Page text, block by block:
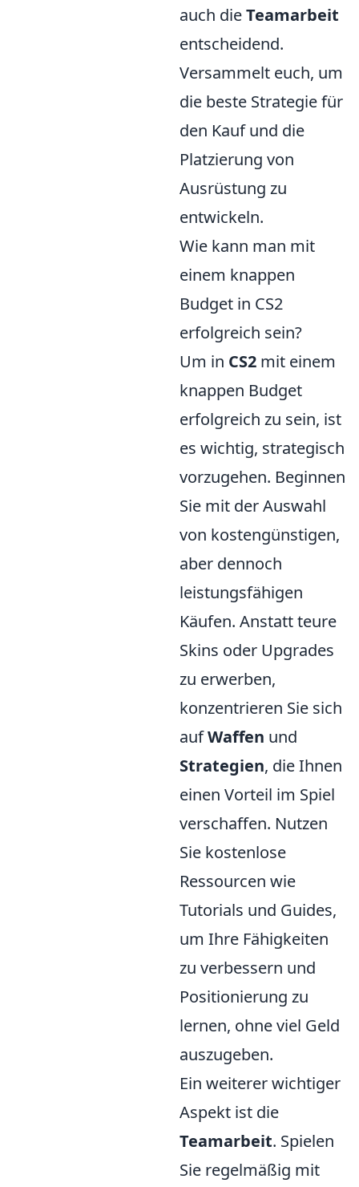
auch dieTeamarbeit
entscheidend.
Versammelt euch, um
die beste Strategie für
den Kauf und die
Platzierung von
Ausrüstung zu
entwickeln.
Wie kann man mit
einem knappen
Budget in CS2
erfolgreich sein?
Um in CS2 mit einem
knappen Budget
erfolgreich zu sein, ist
es wichtig, strategisch
vorzugehen. Beginnen
Sie mit der Auswahl
von kostengünstigen,
aber dennoch
leistungsfähigen
Käufen. Anstatt teure
Skins oder Upgrades
zu erwerben,
konzentrieren Sie sich
aufWaffen und
Strategien, die Ihnen
einen Vorteil im Spiel
verschaffen. Nutzen
Sie kostenlose
Ressourcen wie
Tutorials und Guides,
um Ihre Fähigkeiten
zu verbessern und
Positionierung zu
lernen, ohne viel Geld
auszugeben.
Ein weiterer wichtiger
Aspekt ist die
Teamarbeit. Spielen
Sie regelmäßig mit